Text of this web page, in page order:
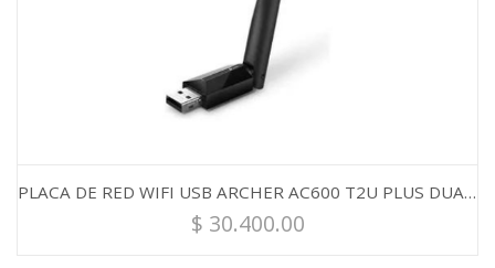
PLACA DE RED WIFI USB ARCHER AC600 T2U PLUS DUAL BAND TP-LINK
$ 30.400.00